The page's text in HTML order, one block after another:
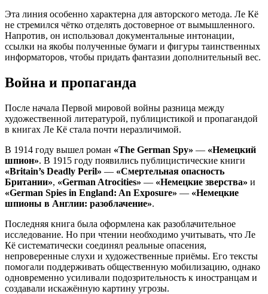
Эта линия особенно характерна для авторского метода. Ле Кё
не стремился чётко отделять достоверное от вымышленного.
Напротив, он использовал документальные интонации,
ссылки на якобы полученные бумаги и фигуры таинственных
информаторов, чтобы придать фантазии дополнительный вес.
Война и пропаганда
После начала Первой мировой войны разница между
художественной литературой, публицистикой и пропагандой
в книгах Ле Кё стала почти неразличимой.
В 1914 году вышел роман «The German Spy» — «Немецкий
шпион». В 1915 году появились публицистические книги
«Britain’s Deadly Peril» — «Смертельная опасность
Британии», «German Atrocities» — «Немецкие зверства» и
«German Spies in England: An Exposure» — «Немецкие
шпионы в Англии: разоблачение».
Последняя книга была оформлена как разоблачительное
исследование. Но при чтении необходимо учитывать, что Ле
Кё систематически соединял реальные опасения,
непроверенные слухи и художественные приёмы. Его тексты
помогали поддерживать общественную мобилизацию, однако
одновременно усиливали подозрительность к иностранцам и
создавали искажённую картину угрозы.